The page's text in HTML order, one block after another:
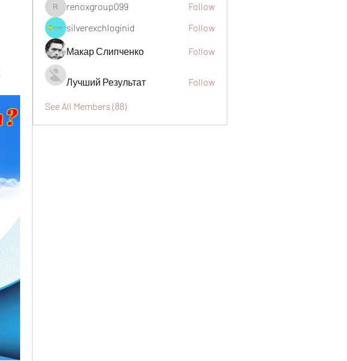
renoxgroup099
renoxgroup099
Follow
silverexchloginid
Follow
Макар Слипченко Follow
Лучший Результат Follow
See All Members (88)